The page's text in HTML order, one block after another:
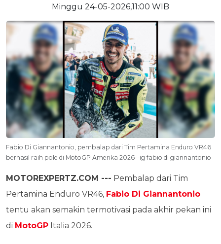
Minggu 24-05-2026,11:00 WIB
Fabio Di Giannantonio, pembalap dari Tim Pertamina Enduro VR46
berhasil raih pole di MotoGP Amerika 2026--ig fabio di giannantonio
MOTOREXPERTZ.COM --- Pembalap dari Tim
Pertamina Enduro VR46, Fabio Di Giannantonio
tentu akan semakin termotivasi pada akhir pekan ini
di MotoGP Italia 2026.